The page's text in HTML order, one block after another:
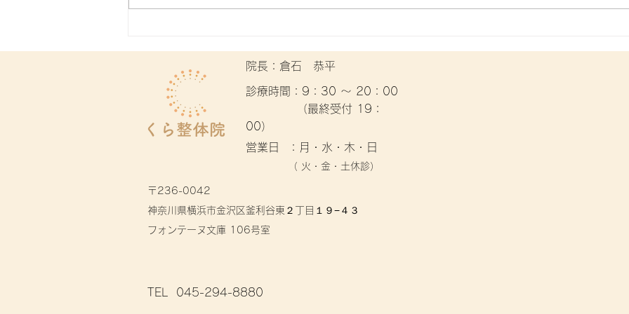
方
あ
​院長：倉石 恭平
​診療時間：9：30 〜 20：00
（最終受付 19：
00）
​営業日 ：月・水・木・日
〒236-0042
神奈川県横浜市金沢区釜利谷東２丁目１９−４３
フォンテーヌ文庫 106号室
​（ 火・金・土休診）
​TEL 045-294-8880